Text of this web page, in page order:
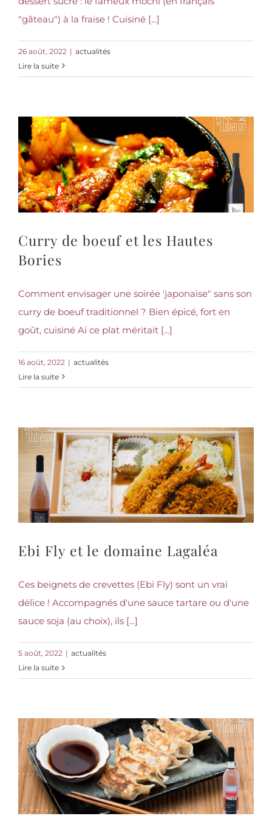
"gâteau") à la fraise ! Cuisiné [...]
26 août, 2022 | actualités
Lire la suite
Curry de boeuf et les Hautes
Bories
Comment envisager une soirée 'japonaise" sans son
curry de boeuf traditionnel ? Bien épicé, fort en
goût, cuisiné Ai ce plat méritait [...]
16 août, 2022 | actualités
Lire la suite
Ebi Fly et le domaine Lagaléa
Ces beignets de crevettes (Ebi Fly) sont un vrai
délice ! Accompagnés d'une sauce tartare ou d'une
sauce soja (au choix), ils [...]
5 août, 2022 | actualités
Lire la suite